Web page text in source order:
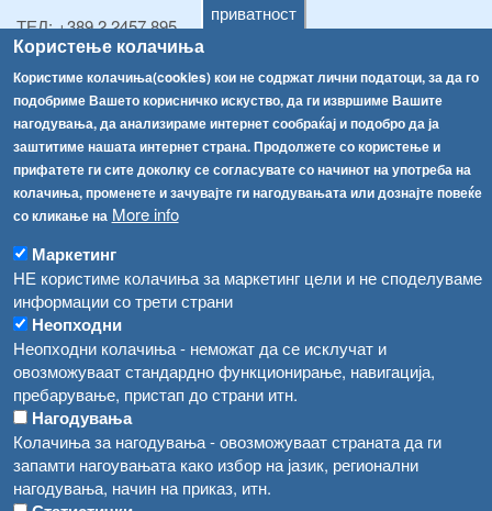
приватност
Користење колачиња
Користиме колачиња(cookies) кои не содржат лични податоци, за да го
подобриме Вашето корисничко искуство, да ги извршиме Вашите
нагодувања, да анализираме интернет сообраќај и подобро да ја
заштитиме нашата интернет страна. Продолжете со користење и
прифатете ги сите доколку се согласувате со начинот на употреба на
колачиња, променете и зачувајте ги нагодувањата или дознајте повеќе
со кликање на More info
Маркетинг
НЕ користиме колачиња за маркетинг цели и не споделуваме
информации со трети страни
Неопходни
Неопходни колачиња - неможат да се исклучат и
овозможуваат стандардно функционирање, навигација,
пребарување, пристап до страни итн.
Нагодувања
Колачиња за нагодувања - овозможуваат страната да ги
запамти нагоувањата како избор на јазик, регионални
нагодувања, начин на приказ, итн.
ТЕЛ:+389 2 2457 895
ТЕЛ:+389 2 2457 873
Факс:+389 2 2457 893
Факс:+389 2 2457 871
info@fva.gov.mk
[АХВ-претходна страна]
Соопштенија
Република Бугарија ги засили официјалните контроли при увоз на свежо овошје и зеленчук
Високите температури ризик од труење со храна, опасни се и за животните
Водата во Гостивар може да се користи како техничка, продолжува испораката на флаширана вода
Во Гостивар спроведени 70 вонредни контроли
Забраната за водата во Гостивар останува на сила, операторите да користат само технички безбедна вода
Навигација
Обрасци
Огласи